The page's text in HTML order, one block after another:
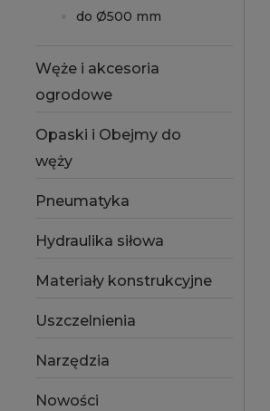
do Ø500 mm
Węże i akcesoria
ogrodowe
Opaski i Obejmy do
węży
Pneumatyka
Hydraulika siłowa
Materiały konstrukcyjne
Uszczelnienia
Narzędzia
Nowości